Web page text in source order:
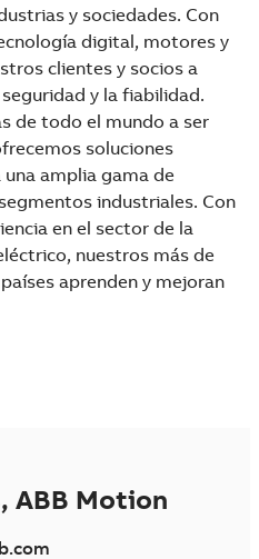
y sociedades. Con
digital, motores y
clientes y socios a
y la fiabilidad.
de todo el mundo a ser
soluciones
amplia gama de
industriales. Con
en el sector de la
nuestros más de
aprenden y mejoran
ABB Motion